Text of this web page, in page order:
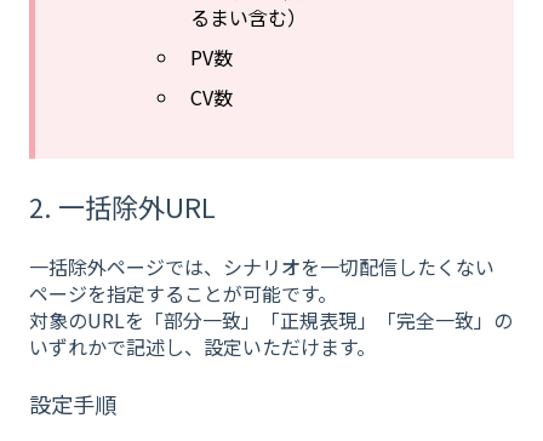
るまい含む）
PV数
CV数
2. 一括除外URL
一括除外ページでは、シナリオを一切配信したくない
ページを指定することが可能です。
対象のURLを「部分一致」「正規表現」「完全一致」の
いずれかで記述し、設定いただけます。
設定手順